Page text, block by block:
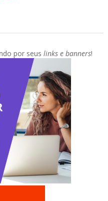
por seus links e banners!